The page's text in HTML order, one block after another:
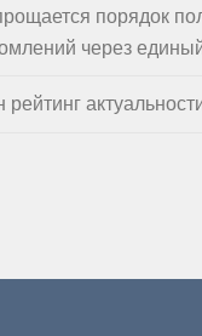
порядок
через